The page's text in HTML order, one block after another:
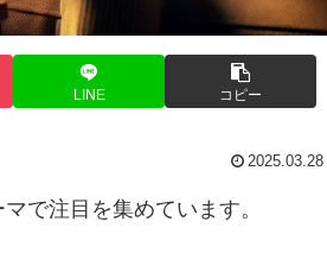
LINE コピー
2025.03.28
で注目を集めています。